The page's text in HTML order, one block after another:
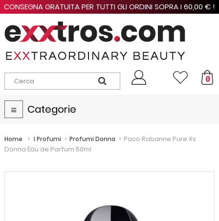
CONSEGNA GRATUITA PER TUTTI GLI ORDINI SOPRA I 60,00 € !
0
Navigazione
Toggle
Categorie
Home > I Profumi > Profumi Donna > Paco Rabanne Pure Xs
Donna Eau de Parfum 50ml